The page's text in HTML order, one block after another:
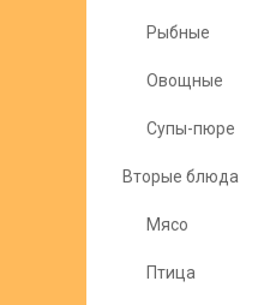
Рыбные
Овощные
Супы-пюре
Вторые блюда
Мясо
Птица